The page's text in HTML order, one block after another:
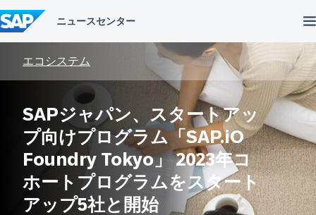
ン
テ
ン
エコシステム
SAPジャパン、スタートアッ
プ向けプログラム「SAP.iO
Foundry Tokyo」 2023年コ
ホートプログラムをスタート
アップ5社と開始